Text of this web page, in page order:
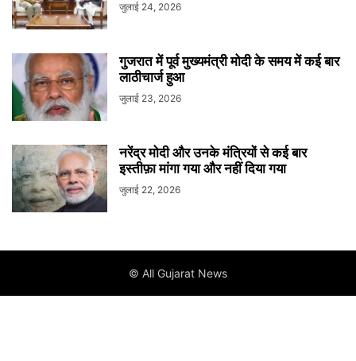
जुलाई 24, 2026
गुजरात में पूर्व मुख्यमंत्री मोदी के समय में कई बार
लाठीचार्ज हुआ
जुलाई 23, 2026
नरेंद्र मोदी और उनके मंत्रियों से कई बार
इस्तीफ़ा मांगा गया और नहीं दिया गया
जुलाई 22, 2026
© All Gujarat News